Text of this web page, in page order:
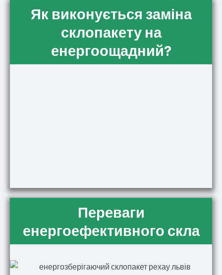
Як виконується заміна
склопакету на
енергоощадний?
Переваги
енергоефективного скла